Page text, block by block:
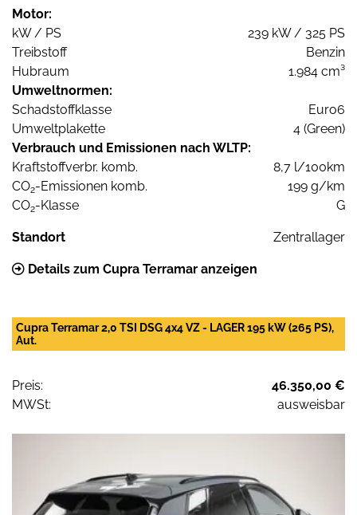
Motor:
kW / PS
239 kW / 325 PS
Treibstoff
Benzin
Hubraum
1.984 cm³
Umweltnormen:
Schadstoffklasse
Euro6
Umweltplakette
4 (Green)
Verbrauch und Emissionen nach WLTP:
Kraftstoffverbr. komb.
8,7 l/100km
CO2-Emissionen komb.
199 g/km
CO2-Klasse G
Standort Zentrallager
Details zum Cupra Terramar anzeigen
Cupra Terramar 2,0 TSI DSG 4x4 VZ - LAGER 195 kW (265 PS),
Aut.
Preis:
46.350,00 €
MWSt:
ausweisbar